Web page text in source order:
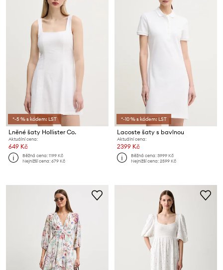
*-5 % s kódem: LST
Lněné šaty Hollister Co.
Aktuální cena:
649 Kč
Běžná cena:1199 Kč
Nejnižší cena:679 Kč
*-10 % s kódem: LST
Lacoste šaty s bavlnou
Aktuální cena:
2399 Kč
Běžná cena:3999 Kč
Nejnižší cena:2599 Kč